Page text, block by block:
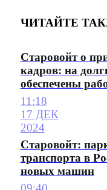
ЧИТАЙТЕ
Старовойт о
кадров: на
обеспечены
11:18
17 ДЕК
2024
Старовойт:
транспорта в
новых машин